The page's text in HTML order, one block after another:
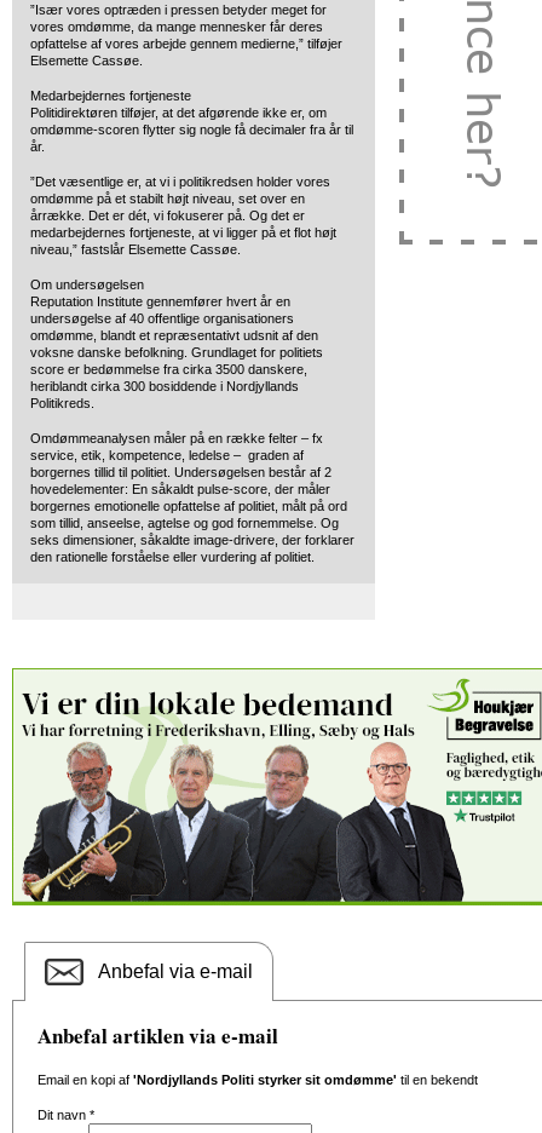
”Især vores optræden i pressen betyder meget for
vores omdømme, da mange mennesker får deres
opfattelse af vores arbejde gennem medierne,” tilføjer
Elsemette Cassøe.
Medarbejdernes fortjeneste
Politidirektøren tilføjer, at det afgørende ikke er, om
omdømme-scoren flytter sig nogle få decimaler fra år til
år.
”Det væsentlige er, at vi i politikredsen holder vores
omdømme på et stabilt højt niveau, set over en
årrække. Det er dét, vi fokuserer på. Og det er
medarbejdernes fortjeneste, at vi ligger på et flot højt
niveau,” fastslår Elsemette Cassøe.
Om undersøgelsen
Reputation Institute gennemfører hvert år en
undersøgelse af 40 offentlige organisationers
omdømme, blandt et repræsentativt udsnit af den
voksne danske befolkning. Grundlaget for politiets
score er bedømmelse fra cirka 3500 danskere,
heriblandt cirka 300 bosiddende i Nordjyllands
Politikreds.
Omdømmeanalysen måler på en række felter – fx
service, etik, kompetence, ledelse – graden af
borgernes tillid til politiet. Undersøgelsen består af 2
hovedelementer: En såkaldt pulse-score, der måler
borgernes emotionelle opfattelse af politiet, målt på ord
som tillid, anseelse, agtelse og god fornemmelse. Og
seks dimensioner, såkaldte image-drivere, der forklarer
den rationelle forståelse eller vurdering af politiet.
Anbefal via e-mail
Anbefal artiklen via e-mail
Email en kopi af 'Nordjyllands Politi styrker sit omdømme' til en bekendt
Dit navn *